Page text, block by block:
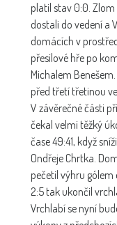
platil stav 0:0.
dostali do vedení a
domácích v
přesilové hře po
Michalem
před třetí třetinou
V závěrečné části
čekal velmi těžký
čase 49:41, když
Ondřeje Chrtka.
pečetil výhru gólem
2:5 tak ukončil
Vrchlabí se nyní